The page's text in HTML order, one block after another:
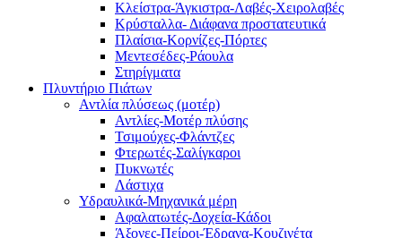
Κλείστρα-Άγκιστρα-Λαβές-Χειρολαβές
Κρύσταλλα- Διάφανα προστατευτικά
Πλαίσια-Κορνίζες-Πόρτες
Μεντεσέδες-Ράουλα
Στηρίγματα
Πλυντήριο Πιάτων
Αντλία πλύσεως (μοτέρ)
Αντλίες-Μοτέρ πλύσης
Τσιμούχες-Φλάντζες
Φτερωτές-Σαλίγκαροι
Πυκνωτές
Λάστιχα
Υδραυλικά-Mηχανικά μέρη
Αφαλατωτές-Δοχεία-Κάδοι
Άξονες-Πείροι-Έδρανα-Κουζινέτα